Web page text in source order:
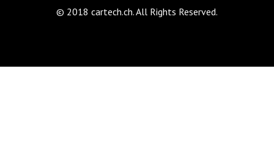
© 2018 cartech.ch. All Rights Reserved.